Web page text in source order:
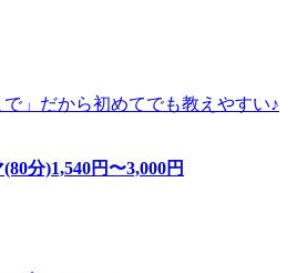
」だから初めてでも教えやすい♪
(80分)1,540円〜3,000円